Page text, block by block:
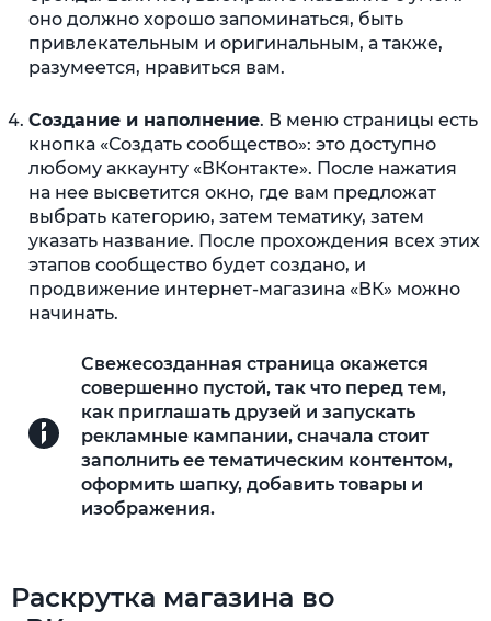
оно должно хорошо запоминаться, быть
привлекательным и оригинальным, а также,
разумеется, нравиться вам.
Создание и наполнение. В меню страницы есть
кнопка «Создать сообщество»: это доступно
любому аккаунту «ВКонтакте». После нажатия
на нее высветится окно, где вам предложат
выбрать категорию, затем тематику, затем
указать название. После прохождения всех этих
этапов сообщество будет создано, и
продвижение интернет-магазина «ВК» можно
начинать.
Свежесозданная страница окажется
совершенно пустой, так что перед тем,
как приглашать друзей и запускать
рекламные кампании, сначала стоит
заполнить ее тематическим контентом,
оформить шапку, добавить товары и
изображения.
Раскрутка магазина во